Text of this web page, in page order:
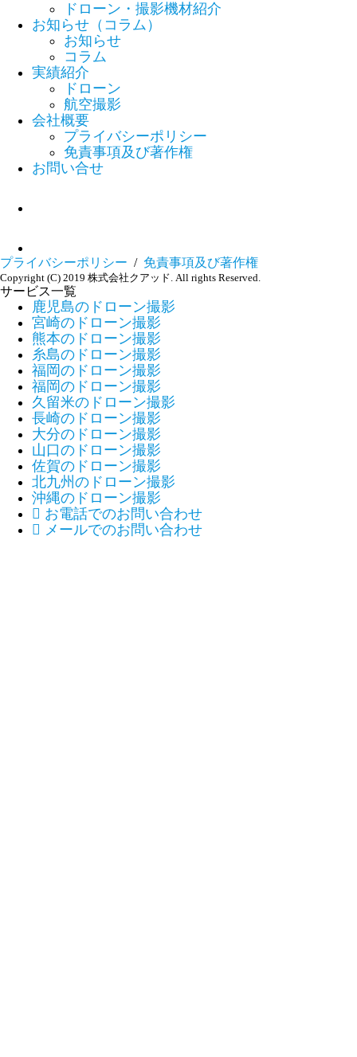
ドローン・撮影機材紹介
お知らせ（コラム）
お知らせ
コラム
実績紹介
ドローン
航空撮影
会社概要
プライバシーポリシー
免責事項及び著作権
お問い合せ
プライバシーポリシー / 免責事項及び著作権
Copyright (C) 2019 株式会社クアッド. All rights Reserved.
サービス一覧
鹿児島のドローン撮影
宮崎のドローン撮影
熊本のドローン撮影
糸島のドローン撮影
福岡のドローン撮影
福岡のドローン撮影
久留米のドローン撮影
長崎のドローン撮影
大分のドローン撮影
山口のドローン撮影
佐賀のドローン撮影
北九州のドローン撮影
沖縄のドローン撮影
 お電話でのお問い合わせ
 メールでのお問い合わせ